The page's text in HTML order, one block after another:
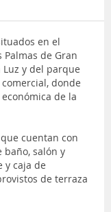
en el
Palmas de Gran
y del parque
donde
de la
cuentan con
salón y
y caja de
de terraza